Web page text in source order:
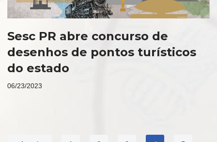
Sesc PR abre concurso de
desenhos de pontos turísticos
do estado
06/23/2023